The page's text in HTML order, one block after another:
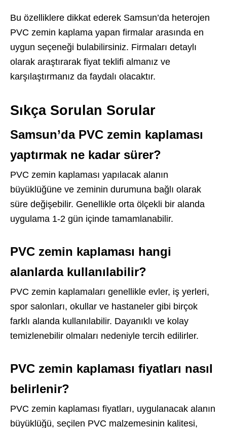
Bu özelliklere dikkat ederek Samsun’da heterojen
PVC zemin kaplama yapan firmalar arasında en
uygun seçeneği bulabilirsiniz. Firmaları detaylı
olarak araştırarak fiyat teklifi almanız ve
karşılaştırmanız da faydalı olacaktır.
Sıkça Sorulan Sorular
Samsun’da PVC zemin kaplaması
yaptırmak ne kadar sürer?
PVC zemin kaplaması yapılacak alanın
büyüklüğüne ve zeminin durumuna bağlı olarak
süre değişebilir. Genellikle orta ölçekli bir alanda
uygulama 1-2 gün içinde tamamlanabilir.
PVC zemin kaplaması hangi
alanlarda kullanılabilir?
PVC zemin kaplamaları genellikle evler, iş yerleri,
spor salonları, okullar ve hastaneler gibi birçok
farklı alanda kullanılabilir. Dayanıklı ve kolay
temizlenebilir olmaları nedeniyle tercih edilirler.
PVC zemin kaplaması fiyatları nasıl
belirlenir?
PVC zemin kaplaması fiyatları, uygulanacak alanın
büyüklüğü, seçilen PVC malzemesinin kalitesi,